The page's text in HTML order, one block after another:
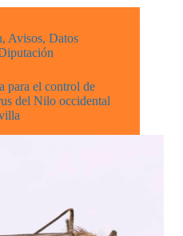
, Avisos, Datos
para el control de
del Nilo occidental